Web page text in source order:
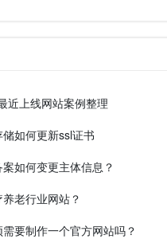
近上线网站案例整理
如何更新ssl证书
如何变更主体信息？
老行业网站？
要制作一个官方网站吗？